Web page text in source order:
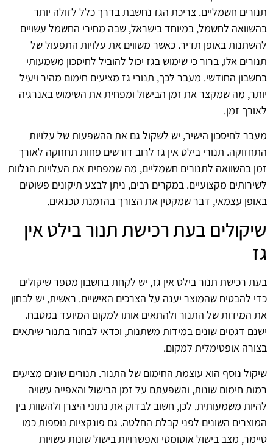
תנורים חשמליים. צריכת הגז נחשבת בדרך כלל לזולה יותר
בהשוואה לחשמל, במיוחד בישראל, שבה מחירי החשמל עשויים
להשתנות באופן תדיר. כאשר משווים את עלויות התפעול של
תנורים אלו, ברור כי שימוש בגז יכול להוביל לחיסכון משמעותי
בחשבון החודשי. מעבר לכך, תנורי גז מציעים חימום מהיר ויעיל
יותר, מה שמקצר את זמן הבישול ומפחית את השימוש באנרגיה
לאורך זמן.
מעבר לחיסכון הישיר, יש לשקול גם את ההשפעות של עלויות
התחזוקה. תנורי בילט אין גז לרוב דורשים פחות תחזוקה לאורך
זמן בהשוואה לתנורים חשמליים, מה שמפחית את העלויות הנלוות
לשירותים מקצועיים. במקרים רבים, ניתן לבצע תיקונים פשוטים
באופן עצמאי, דבר שמקטין את הצורך בהזמנת טכנאים.
שיקולים בעת רכישת תנור בילט אין
גז
בעת רכישת תנור בילט אין גז, יש לקחת בחשבון מספר שיקולים
כדי להבטיח שהמוצר יענה על הצרכים האישיים. ראשית, יש לבחון
את המידות של התנור ולהתאים אותו למקום המיועד במטבח.
ישנם דגמים שונים במידות משתנות, וכדאי לבחור בתנור שיתאים
בצורה אופטימלית למקום.
שיקול נוסף הוא עוצמת החימום של התנור. תנורים שונים מציעים
רמות חימום שונות, והשפעתם על זמן הבישול והאפייה עשויה
להיות משמעותית. לכן, חשוב לבדוק את נתוני היצרן ולהשוות בין
המוצרים השונים לפני קבלת החלטה. גם פונקציות נוספות כמו
טיימר, מצב בישול אוטומטי ואפשרויות בישול שונות עשויות